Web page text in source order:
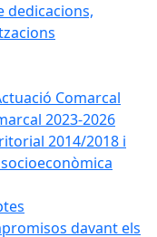
dedicacions,
Comarcal
2023-2026
2014/2018 i
davant els